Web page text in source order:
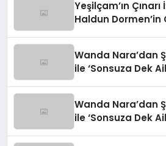
Yeşilçam’ın
Haldun
Wanda Nara’dan
ile ‘Sonsuza Dek
Wanda Nara’dan
ile ‘Sonsuza Dek